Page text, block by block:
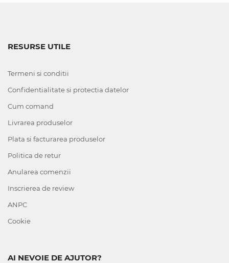
RESURSE UTILE
Termeni si conditii
Confidentialitate si protectia datelor
Cum comand
Livrarea produselor
Plata si facturarea produselor
Politica de retur
Anularea comenzii
Inscrierea de review
ANPC
Cookie
AI NEVOIE DE AJUTOR?